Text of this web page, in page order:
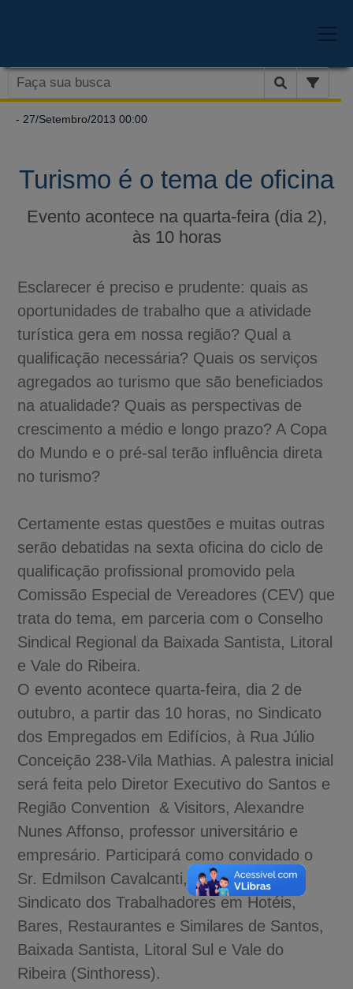
- 27/Setembro/2013 00:00
Turismo é o tema de oficina
Evento acontece na quarta-feira (dia 2),
às 10 horas
Esclarecer é preciso e prudente: quais as
oportunidades de trabalho que a atividade
turística gera em nossa região? Qual a
qualificação necessária? Quais os serviços
agregados ao turismo que são beneficiados
na atualidade? Quais as perspectivas de
crescimento a médio e longo prazo? A Copa
do Mundo e o pré-sal terão influência direta
no turismo?
Certamente estas questões e muitas outras
serão debatidas na sexta oficina do ciclo de
qualificação profissional promovido pela
Comissão Especial de Vereadores (CEV) que
trata do tema, em parceria com o Conselho
Sindical Regional da Baixada Santista, Litoral
e Vale do Ribeira.
O evento acontece quarta-feira, dia 2 de
outubro, a partir das 10 horas, no Sindicato
dos Empregados em Edifícios, à Rua Júlio
Conceição 238-Vila Mathias. A palestra inicial
será feita pelo Diretor Executivo do Santos e
Região Convention & Visitors, Alexandre
Nunes Affonso, professor universitário e
empresário. Participará como convidado o
Sr. Edmilson Cavalcanti, presidente do
Sindicato dos Trabalhadores em Hotéis,
Bares, Restaurantes e Similares de Santos,
Baixada Santista, Litoral Sul e Vale do
Ribeira (Sinthoress).